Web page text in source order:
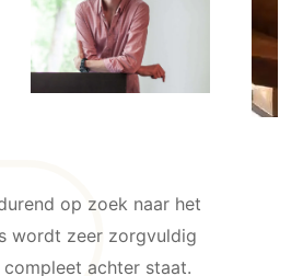
op zoek naar het
wordt zeer zorgvuldig
achter staat.